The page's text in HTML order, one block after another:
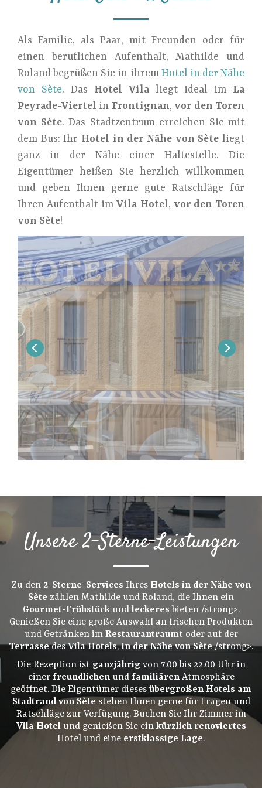
Als Familie, als Paar, mit Freunden oder für
einen beruflichen Aufenthalt, Mathilde und
Roland begrüßen Sie in ihremHotel in der Nähe
von Sète. Das Hotel Vila liegt ideal im La
Peyrade-Viertel in Frontignan, vor den Toren
von Sète. Das Stadtzentrum erreichen Sie mit
dem Bus: Ihr Hotel in der Nähe von Sète liegt
ganz in der Nähe einer Haltestelle. Die
Eigentümer heißen Sie herzlich willkommen
und geben Ihnen gerne gute Ratschläge für
Ihren Aufenthalt imVila Hotel, vor den Toren
von Sète!
Unsere 2-Sterne-Leistungen
Zu den 2-Sterne-Services Ihres Hotels in der Nähe von
Sète zählen Mathilde und Roland, die Ihnen ein
Gourmet-Frühstückund leckeres bieten /strong>.
Genießen Sie eine große Auswahl an frischen Produkten
und Getränken im Restaurantraumt oder auf der
TerrassedesVila Hotels,in der Nähe von Sète/strong>.
Die Rezeption ist ganzjährig von 7.00 bis 22.00 Uhr in
einer freundlichenund familiärenAtmosphäre
geöffnet. Die Eigentümer dieses übergroßen Hotels am
Stadtrand von Sète stehen Ihnen gerne für Fragen und
Ratschläge zur Verfügung. Buchen Sie Ihr Zimmer im
Vila Hotelund genießen Sie ein kürzlich renoviertes
Hotel und eine erstklassige Lage.